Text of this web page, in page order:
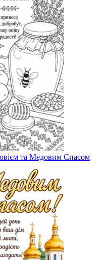
та Медовим Спасом